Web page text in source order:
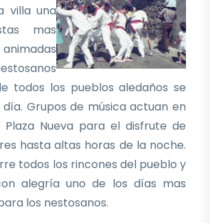
villa una
mas
todos los pueblos aledaños se
Grupos de música actuan en
Nueva para el disfrute de
hasta altas horas de la noche.
todos los rincones del pueblo y
alegría uno de los días mas
los nestosanos.